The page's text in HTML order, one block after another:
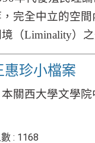
完全中立的空
（Liminality）
惠珍小檔案
關西大學文學
: 1168